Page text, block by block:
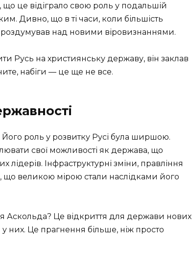
це відіграло свою роль у подальшій
Дивно, що в ті часи, коли більшість
над новими віровизнаннями.
Русь на християнську державу, він заклав
набіги — це ще не все.
роль у розвитку Русі була ширшою.
свої можливості як держава, що
лідерів. Інфраструктурні зміни, правління
великою мірою стали наслідками його
Аскольда? Це відкриття для держави нових
у них. Це прагнення більше, ніж просто